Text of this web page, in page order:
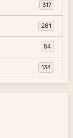
317
281
54
134